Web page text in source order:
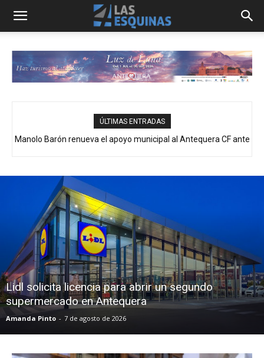
ÚLTIMAS ENTRADAS
Manolo Barón renueva el apoyo municipal al Antequera CF ante
La Feria de Antequera despliega su mayor abanico de casetas:
Lidl solicita licencia para abrir un segundo
supermercado en Antequera
Amanda Pinto - 7 de agosto de 2026